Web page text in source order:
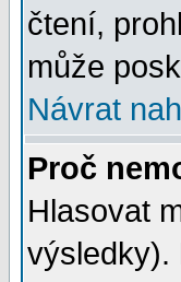
čtení,
může
Návrat
Proč
Hlasovat
výsledky).